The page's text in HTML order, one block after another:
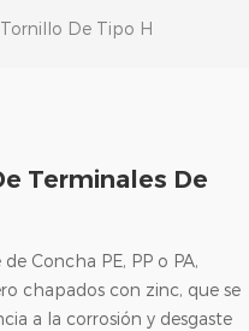
De Tipo H
Terminales De
Concha PE, PP o PA,
chapados con zinc, que se
a la corrosión y desgaste